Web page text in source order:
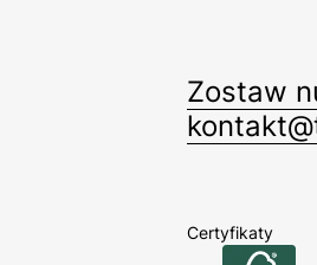
Zostaw
Certyfikaty